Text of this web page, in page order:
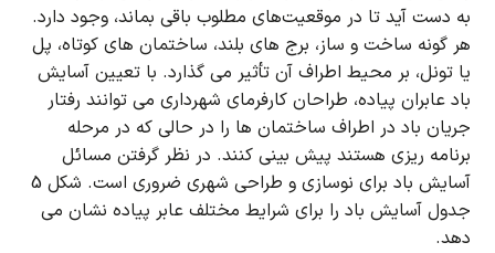
به دست آید تا در موقعیت‌های مطلوب باقی بماند، وجود دارد.
هر گونه ساخت و ساز، برج های بلند، ساختمان های کوتاه، پل
یا تونل، بر محیط اطراف آن تأثیر می گذارد. با تعیین آسایش
باد عابران پیاده، طراحان کارفرمای شهرداری می توانند رفتار
جریان باد در اطراف ساختمان ها را در حالی که در مرحله
برنامه ریزی هستند پیش بینی کنند. در نظر گرفتن مسائل
آسایش باد برای نوسازی و طراحی شهری ضروری است.
شکل 5
جدول آسایش باد را برای شرایط مختلف عابر پیاده نشان می
دهد.